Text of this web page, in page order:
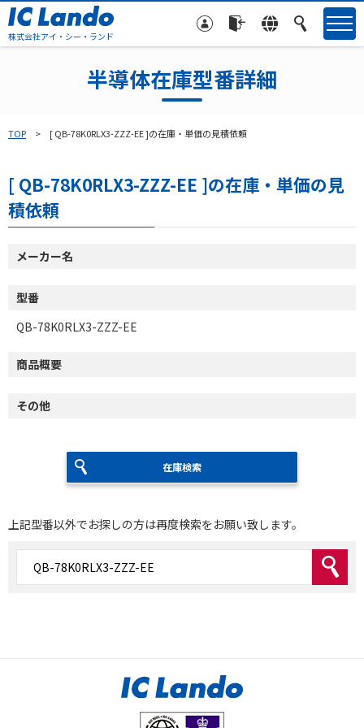
株式会社アイ・シー・ランド
半導体在庫型番詳細
TOP [ QB-78K0RLX3-ZZZ-EE ]の在庫・単価の見積依頼
[ QB-78K0RLX3-ZZZ-EE ]の在庫・単価の見
積依頼
メーカー名
型番
QB-78K0RLX3-ZZZ-EE
商品概要
その他
在庫検索
上記型番以外でお探しの方は再度検索をお願い致します。